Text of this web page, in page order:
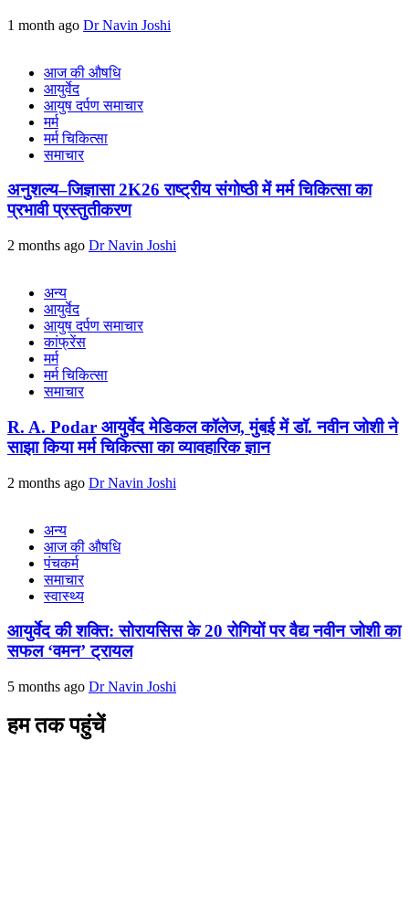
1 month ago Dr Navin Joshi
आज की औषधि
आयुर्वेद
आयुष दर्पण समाचार
मर्म
मर्म चिकित्सा
समाचार
अनुशल्य–जिज्ञासा 2K26 राष्ट्रीय संगोष्ठी में मर्म चिकित्सा का
प्रभावी प्रस्तुतीकरण
2 months ago Dr Navin Joshi
अन्य
आयुर्वेद
आयुष दर्पण समाचार
कांफ्रेंस
मर्म
मर्म चिकित्सा
समाचार
R. A. Podar आयुर्वेद मेडिकल कॉलेज, मुंबई में डॉ. नवीन जोशी ने
साझा किया मर्म चिकित्सा का व्यावहारिक ज्ञान
2 months ago Dr Navin Joshi
अन्य
आज की औषधि
पंचकर्म
समाचार
स्वास्थ्य
आयुर्वेद की शक्ति: सोरायसिस के 20 रोगियों पर वैद्य नवीन जोशी का
सफल ‘वमन’ ट्रायल
5 months ago Dr Navin Joshi
हम तक पहुंचें